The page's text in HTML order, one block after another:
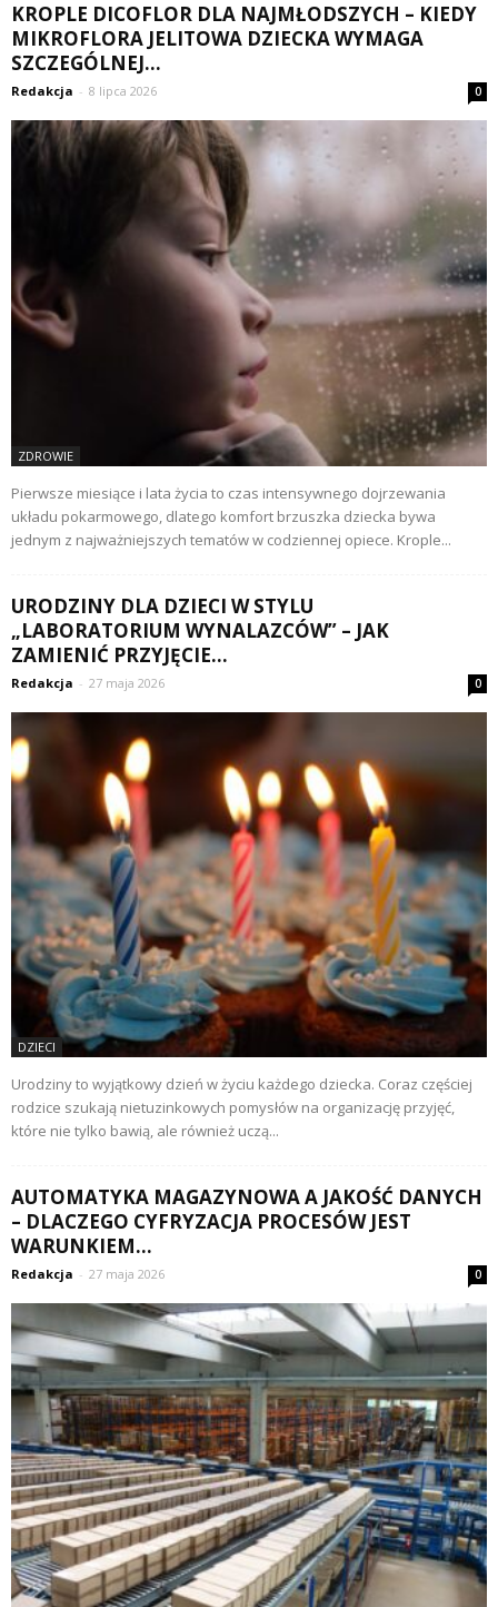
KROPLE DICOFLOR DLA NAJMŁODSZYCH – KIEDY
MIKROFLORA JELITOWA DZIECKA WYMAGA
SZCZEGÓLNEJ...
Redakcja - 8 lipca 2026 0
ZDROWIE
Pierwsze miesiące i lata życia to czas intensywnego dojrzewania
układu pokarmowego, dlatego komfort brzuszka dziecka bywa
jednym z najważniejszych tematów w codziennej opiece. Krople...
URODZINY DLA DZIECI W STYLU
„LABORATORIUM WYNALAZCÓW” – JAK
ZAMIENIĆ PRZYJĘCIE...
Redakcja - 27 maja 2026 0
DZIECI
Urodziny to wyjątkowy dzień w życiu każdego dziecka. Coraz częściej
rodzice szukają nietuzinkowych pomysłów na organizację przyjęć,
które nie tylko bawią, ale również uczą...
AUTOMATYKA MAGAZYNOWA A JAKOŚĆ DANYCH
– DLACZEGO CYFRYZACJA PROCESÓW JEST
WARUNKIEM...
Redakcja - 27 maja 2026 0